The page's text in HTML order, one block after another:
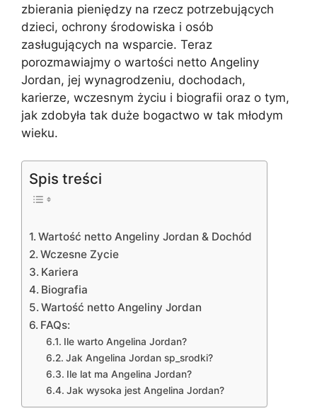
zbierania pieniędzy na rzecz potrzebujących
dzieci, ochrony środowiska i osób
zasługujących na wsparcie. Teraz
porozmawiajmy o wartości netto Angeliny
Jordan, jej wynagrodzeniu, dochodach,
karierze, wczesnym życiu i biografii oraz o tym,
jak zdobyła tak duże bogactwo w tak młodym
wieku.
Spis treści
Wartość netto Angeliny Jordan & Dochód
Wczesne Zycie
Kariera
Biografia
Wartość netto Angeliny Jordan
FAQs:
Ile warto Angelina Jordan?
Jak Angelina Jordan sp_srodki?
Ile lat ma Angelina Jordan?
Jak wysoka jest Angelina Jordan?